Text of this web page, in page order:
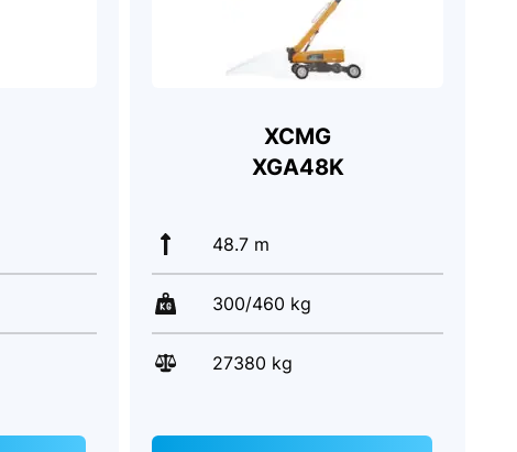
XCMG
XGA48K
48.7 m
300/460 kg
27380 kg